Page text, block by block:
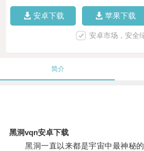
安卓下载 苹果下载
安卓市场，安全
简介
黑洞vqn安卓下载
黑洞一直以来都是宇宙中最神秘的